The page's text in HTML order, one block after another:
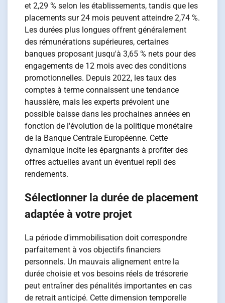
et 2,29 % selon les établissements, tandis que les
placements sur 24 mois peuvent atteindre 2,74 %.
Les durées plus longues offrent généralement
des rémunérations supérieures, certaines
banques proposant jusqu'à 3,65 % nets pour des
engagements de 12 mois avec des conditions
promotionnelles. Depuis 2022, les taux des
comptes à terme connaissent une tendance
haussière, mais les experts prévoient une
possible baisse dans les prochaines années en
fonction de l'évolution de la politique monétaire
de la Banque Centrale Européenne. Cette
dynamique incite les épargnants à profiter des
offres actuelles avant un éventuel repli des
rendements.
Sélectionner la durée de placement
adaptée à votre projet
La période d'immobilisation doit correspondre
parfaitement à vos objectifs financiers
personnels. Un mauvais alignement entre la
durée choisie et vos besoins réels de trésorerie
peut entraîner des pénalités importantes en cas
de retrait anticipé. Cette dimension temporelle